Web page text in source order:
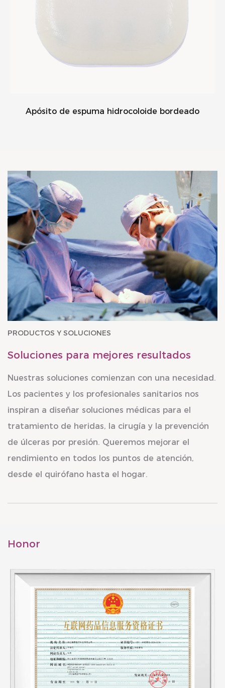
Apósito de espuma hidrocoloide bordeado
PRODUCTOS Y SOLUCIONES
Soluciones para mejores resultados
Nuestras soluciones comienzan con una necesidad.
Los pacientes y los profesionales sanitarios nos
inspiran a diseñar soluciones médicas para el
tratamiento de heridas, la cirugía y la prevención
de úlceras por presión. Queremos mejorar el
rendimiento en todos los puntos de atención,
desde el quirófano hasta el hogar.
Honor